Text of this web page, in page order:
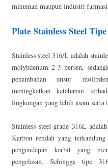
minuman maupun industri
Plate Stainless Steel
Stainless steel 316/L adalah
molybdenum 2-3 persen,
penambahan unsur
meningkatkan ketahanan
lingkungan yang lebih asam serta
Stainless steel grade 316L
Karbon rendah yang
pengendapan karbit yang
pengelasan. Sehingga tipe